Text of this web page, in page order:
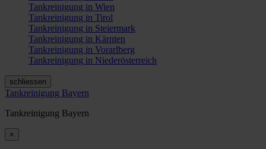
Tankreinigung in Wien
Tankreinigung in Tirol
Tankreinigung in Steiermark
Tankreinigung in Kärnten
Tankreinigung in Vorarlberg
Tankreinigung in Niederösterreich
schliessen
Tankreinigung Bayern
Tankreinigung Bayern
×